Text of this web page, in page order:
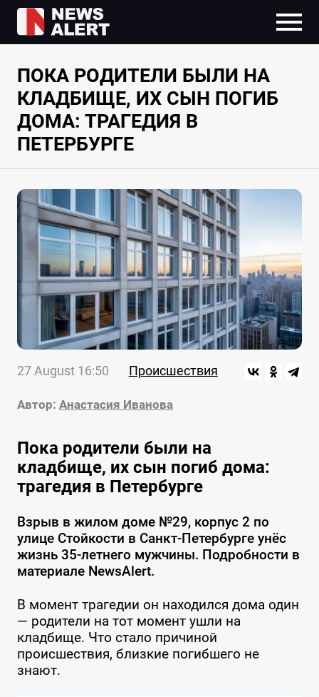
ПОКА РОДИТЕЛИ БЫЛИ НА
КЛАДБИЩЕ, ИХ СЫН ПОГИБ
ДОМА: ТРАГЕДИЯ В
ПЕТЕРБУРГЕ
27 August 16:50 Происшествия
Автор: Анастасия Иванова
Пока родители были на
кладбище, их сын погиб дома:
трагедия в Петербурге
Взрыв в жилом доме №29, корпус 2 по
улице Стойкости в Санкт-Петербурге унёс
жизнь 35-летнего мужчины. Подробности в
материале NewsAlert.
В момент трагедии он находился дома один
— родители на тот момент ушли на
кладбище. Что стало причиной
происшествия, близкие погибшего не
знают.